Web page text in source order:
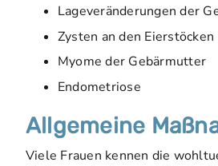
Lageveränderungen der
Zysten an den Eierstöcken
Myome der Gebärmutter
Endometriose
Allgemeine
Viele Frauen kennen die